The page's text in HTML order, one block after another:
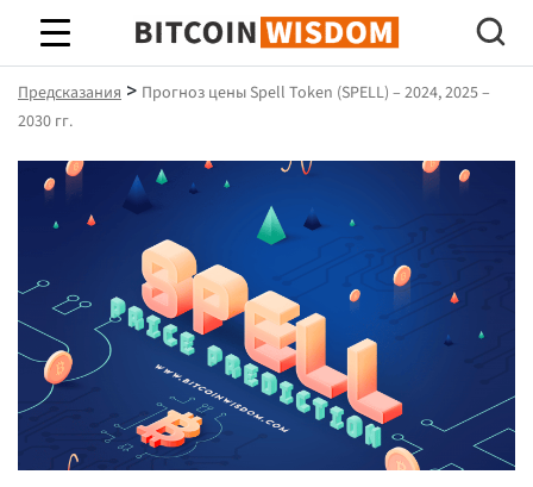
Биткойн Мудрость
Предсказания > Прогноз цены Spell Token (SPELL) – 2024, 2025 –
2030 гг.